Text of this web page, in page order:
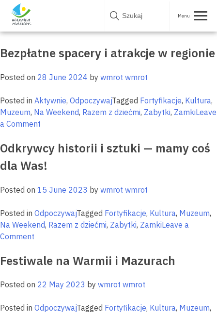
Skip
Tag:
Bezpłatne spacery i atrakcje w regionie
Posted on 28 June 2024 by wmrot wmrot
Posted in Aktywnie, OdpoczywajTagged Fortyfikacje, Kultura,
Muzeum, Na Weekend, Razem z dziećmi, Zabytki, ZamkiLeave
a Comment
spacery
atrakcje
regionie
Odkrywcy historii i sztuki — mamy coś
dla Was!
Posted on 15 June 2023 by wmrot wmrot
Posted in OdpoczywajTagged Fortyfikacje, Kultura, Muzeum,
Na Weekend, Razem z dziećmi, Zabytki, ZamkiLeave a
Comment
historii
sztuki
mamy
Festiwale na Warmii i Mazurach
Posted on 22 May 2023 by wmrot wmrot
Posted in OdpoczywajTagged Fortyfikacje, Kultura, Muzeum,